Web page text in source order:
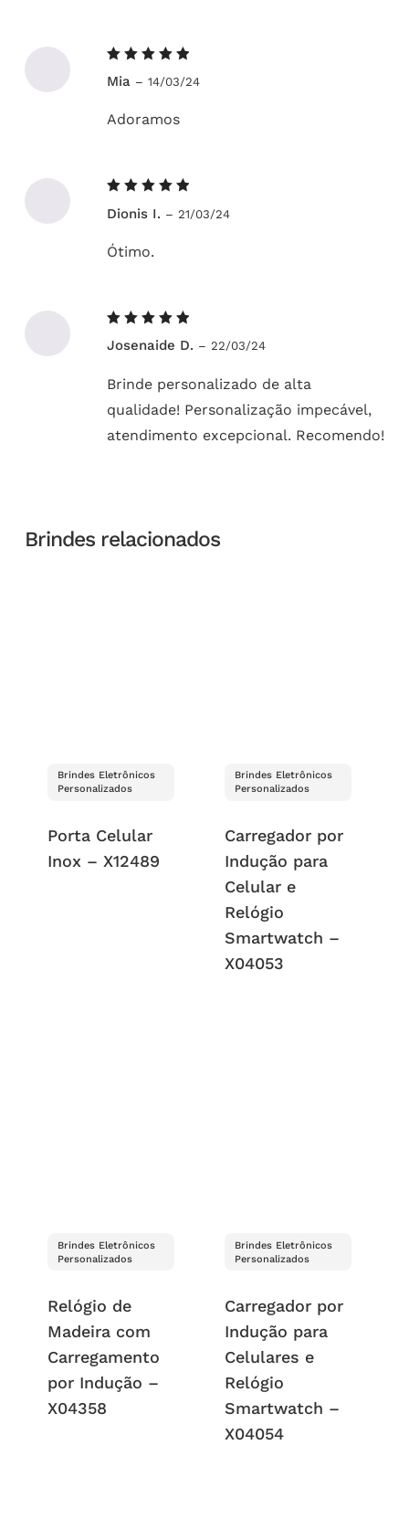
5de 5
Mia – 14/03/24
Adoramos
5de 5
Dionis I. – 21/03/24
Ótimo.
5de 5
Josenaide D. – 22/03/24
Brinde personalizado de alta
qualidade! Personalização impecável,
atendimento excepcional. Recomendo!
Brindes relacionados
Brindes Eletrônicos
Personalizados
Porta Celular
Inox – X12489
Brindes Eletrônicos
Personalizados
Carregador por
Indução para
Celular e
Relógio
Smartwatch –
X04053
Brindes Eletrônicos
Personalizados
Relógio de
Madeira com
Carregamento
por Indução –
X04358
Brindes Eletrônicos
Personalizados
Carregador por
Indução para
Celulares e
Relógio
Smartwatch –
X04054